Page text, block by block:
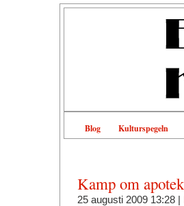
Blog Kulturspegeln
Kamp om
25 augusti 2009 13:28 |